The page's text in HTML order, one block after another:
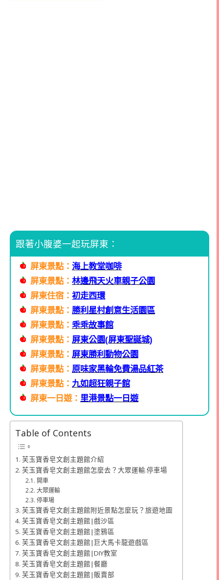
跟著小腹婆一起玩屏東：
屏東景點： 海上教堂咖啡
屏東景點： 林邊飛天火車親子公園
屏東住宿： 初走西環
屏東景點： 勝利星村創意生活園區
屏東景點： 乖乖故事館
屏東景點： 屏東公園(屏東聖誕城)
屏東景點： 屏東勝利動物公園
屏東景點： 原味家黑輪免費湯品紅茶
屏東景點： 九如超狂親子館
屏東一日遊： 里港景點一日遊
Table of Contents
芙玉寶香皂文創主題館介紹
芙玉寶香皂文創主題館怎麼去？大眾運輸.停車場
開車
大眾運輸
停車場
芙玉寶香皂文創主題館附近景點怎麼玩？旅遊地圖
芙玉寶香皂文創主題館|戲沙區
芙玉寶香皂文創主題館|塗鴉區
芙玉寶香皂文創主題館|巨大馬卡龍遊戲區
芙玉寶香皂文創主題館|DIY教室
芙玉寶香皂文創主題館|餐廳
芙玉寶香皂文創主題館|販賣部